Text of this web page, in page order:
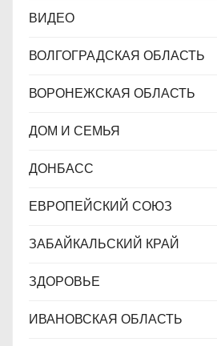
ВИДЕО
ВОЛГОГРАДСКАЯ ОБЛАСТЬ
ВОРОНЕЖСКАЯ ОБЛАСТЬ
ДОМ И СЕМЬЯ
ДОНБАСС
ЕВРОПЕЙСКИЙ СОЮЗ
ЗАБАЙКАЛЬСКИЙ КРАЙ
ЗДОРОВЬЕ
ИВАНОВСКАЯ ОБЛАСТЬ